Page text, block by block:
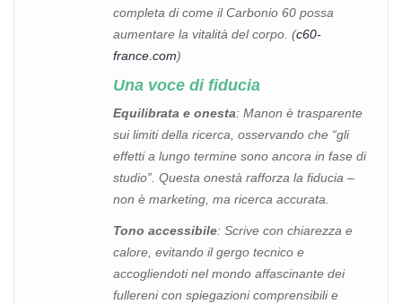
completa di come il Carbonio 60 possa
aumentare la vitalità del corpo. (c60-
france.com)
Una voce di fiducia
Equilibrata e onesta: Manon è trasparente
sui limiti della ricerca, osservando che “gli
effetti a lungo termine sono ancora in fase di
studio”. Questa onestà rafforza la fiducia –
non è marketing, ma ricerca accurata.
Tono accessibile: Scrive con chiarezza e
calore, evitando il gergo tecnico e
accogliendoti nel mondo affascinante dei
fullereni con spiegazioni comprensibili e